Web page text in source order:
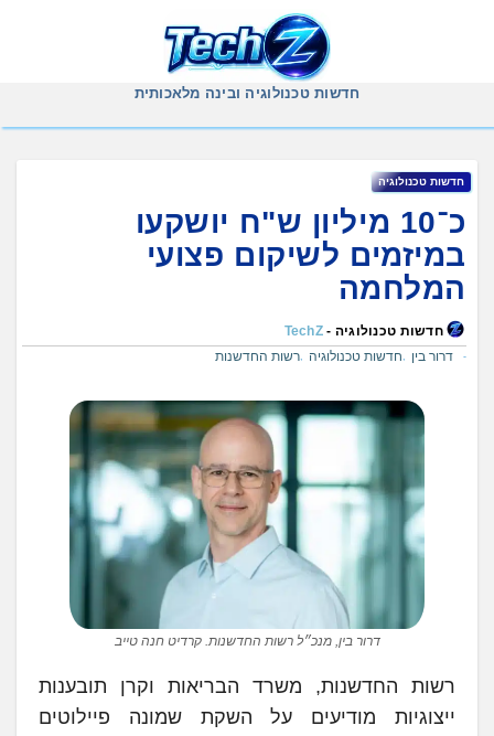
חדשות טכנולוגיה ובינה מלאכותית
חדשות טכנולוגיה
כ־10 מיליון ש"ח יושקעו
במיזמים לשיקום פצועי
המלחמה
חדשות טכנולוגיה -TechZ
דרור בין
חדשות טכנולוגיה רשות החדשנות
דרור בין, מנכ״ל רשות החדשנות. קרדיט חנה טייב
רשות החדשנות, משרד הבריאות וקרן תובענות
ייצוגיות מודיעים על השקת שמונה פיילוטים